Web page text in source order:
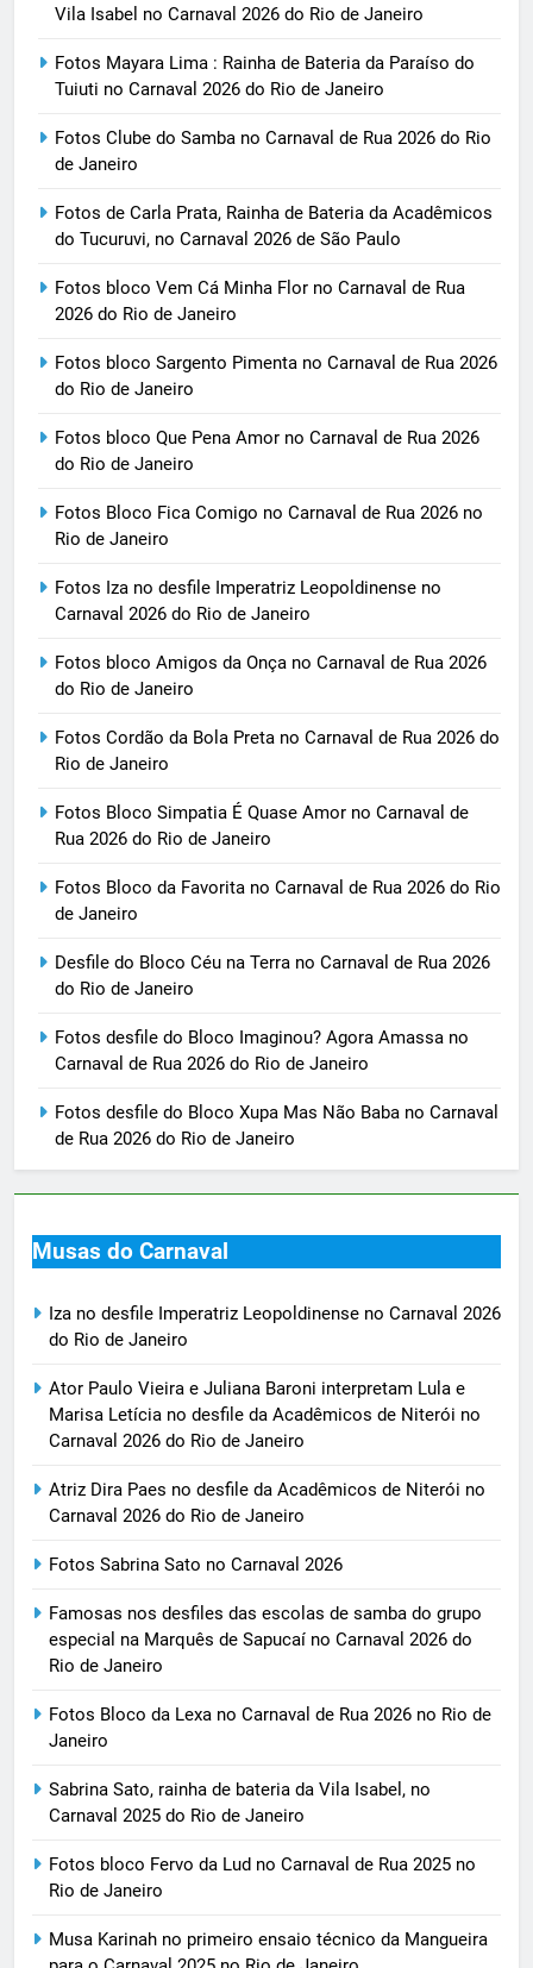
Vila Isabel no Carnaval 2026 do Rio de Janeiro
Fotos Mayara Lima : Rainha de Bateria da Paraíso do
Tuiuti no Carnaval 2026 do Rio de Janeiro
Fotos Clube do Samba no Carnaval de Rua 2026 do Rio
de Janeiro
Fotos de Carla Prata, Rainha de Bateria da Acadêmicos
do Tucuruvi, no Carnaval 2026 de São Paulo
Fotos bloco Vem Cá Minha Flor no Carnaval de Rua
2026 do Rio de Janeiro
Fotos bloco Sargento Pimenta no Carnaval de Rua 2026
do Rio de Janeiro
Fotos bloco Que Pena Amor no Carnaval de Rua 2026
do Rio de Janeiro
Fotos Bloco Fica Comigo no Carnaval de Rua 2026 no
Rio de Janeiro
Fotos Iza no desfile Imperatriz Leopoldinense no
Carnaval 2026 do Rio de Janeiro
Fotos bloco Amigos da Onça no Carnaval de Rua 2026
do Rio de Janeiro
Fotos Cordão da Bola Preta no Carnaval de Rua 2026 do
Rio de Janeiro
Fotos Bloco Simpatia É Quase Amor no Carnaval de
Rua 2026 do Rio de Janeiro
Fotos Bloco da Favorita no Carnaval de Rua 2026 do Rio
de Janeiro
Desfile do Bloco Céu na Terra no Carnaval de Rua 2026
do Rio de Janeiro
Fotos desfile do Bloco Imaginou? Agora Amassa no
Carnaval de Rua 2026 do Rio de Janeiro
Fotos desfile do Bloco Xupa Mas Não Baba no Carnaval
de Rua 2026 do Rio de Janeiro
Musas do Carnaval
Iza no desfile Imperatriz Leopoldinense no Carnaval 2026
do Rio de Janeiro
Ator Paulo Vieira e Juliana Baroni interpretam Lula e
Marisa Letícia no desfile da Acadêmicos de Niterói no
Carnaval 2026 do Rio de Janeiro
Atriz Dira Paes no desfile da Acadêmicos de Niterói no
Carnaval 2026 do Rio de Janeiro
Fotos Sabrina Sato no Carnaval 2026
Famosas nos desfiles das escolas de samba do grupo
especial na Marquês de Sapucaí no Carnaval 2026 do
Rio de Janeiro
Fotos Bloco da Lexa no Carnaval de Rua 2026 no Rio de
Janeiro
Sabrina Sato, rainha de bateria da Vila Isabel, no
Carnaval 2025 do Rio de Janeiro
Fotos bloco Fervo da Lud no Carnaval de Rua 2025 no
Rio de Janeiro
Musa Karinah no primeiro ensaio técnico da Mangueira